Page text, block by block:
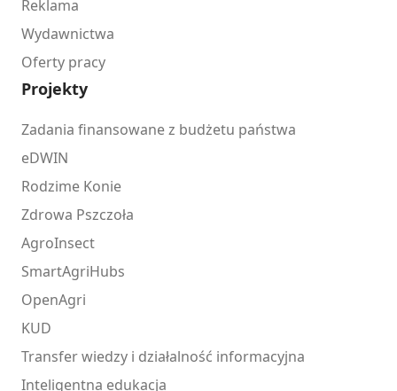
Reklama
Wydawnictwa
Oferty pracy
Projekty
Zadania finansowane z budżetu państwa
eDWIN
Rodzime Konie
Zdrowa Pszczoła
AgroInsect
SmartAgriHubs
OpenAgri
KUD
Transfer wiedzy i działalność informacyjna
Inteligentna edukacja